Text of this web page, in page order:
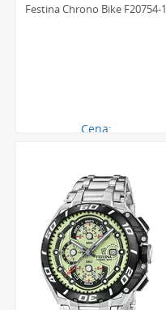
Festina Chrono Bike F20754-1
Cena: